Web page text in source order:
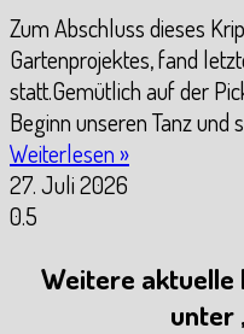
Zum Abschluss dieses
Gartenprojektes, fand
statt.Gemütlich auf der
Beginn unseren Tanz und
Weiterlesen »
27. Juli 2026
Weitere aktuelle
unter